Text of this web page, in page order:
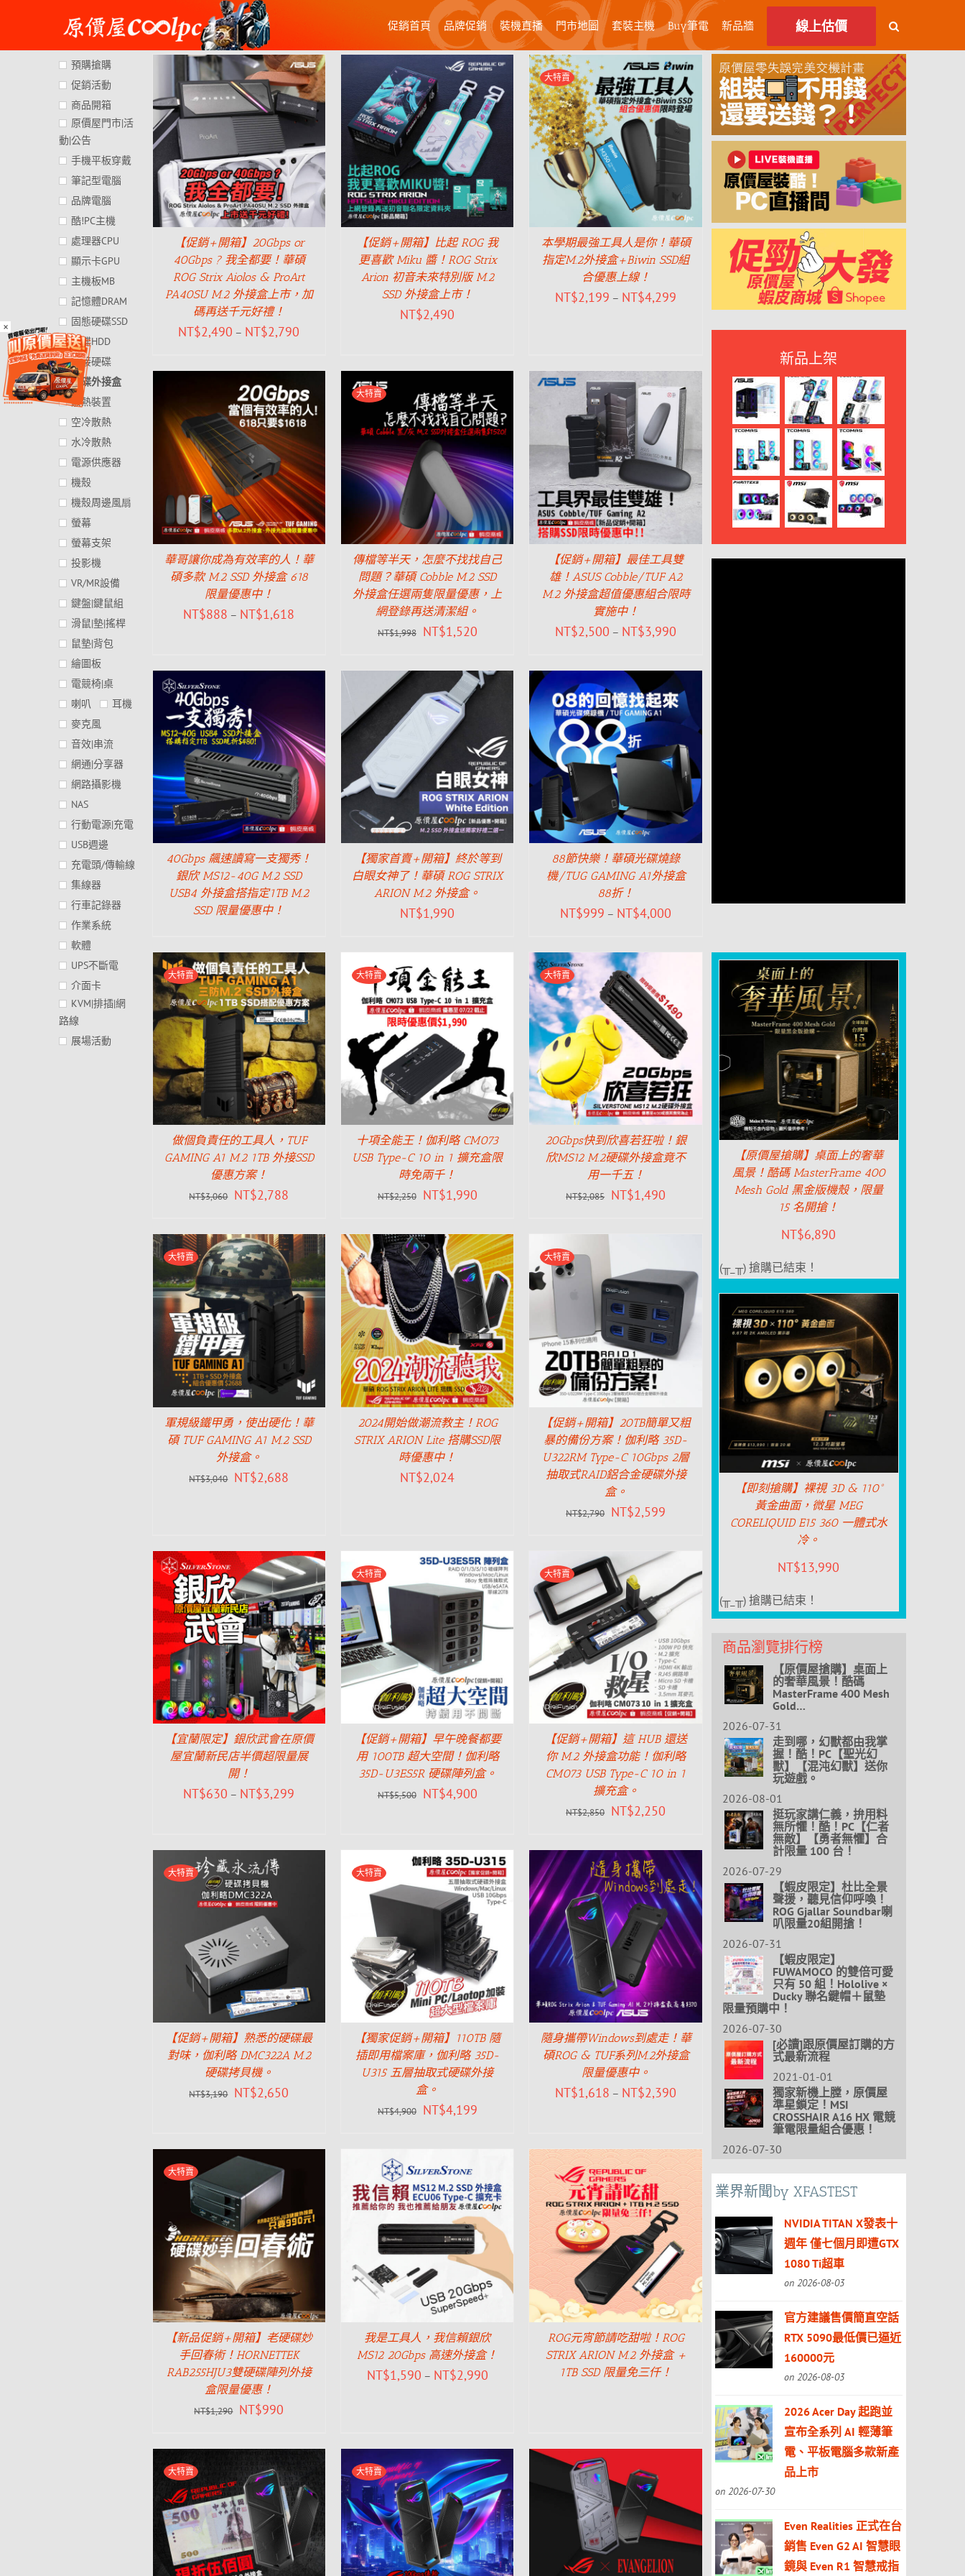
×
content
促銷首頁 品牌促銷 裝機直播 門市地圖 套裝主機 Buy筆電 新品牆 線上估價
【促銷+開箱】20Gbps or
40Gbps ? 我全都要！華碩
ROG Strix Aiolos & ProArt
PA40SU M.2 外接盒上市，加
碼再送千元好禮！
NT$2,490 – NT$2,790
【促銷+開箱】比起 ROG 我
更喜歡 Miku 醬！ROG Strix
Arion 初音未來特別版 M.2
SSD 外接盒上市！
NT$2,490
大特賣
本學期最強工具人是你！華碩
指定M.2外接盒+Biwin SSD組
合優惠上線！
NT$2,199 – NT$4,299
華哥讓你成為有效率的人！華
碩多款 M.2 SSD 外接盒 618
限量優惠中！
NT$888 – NT$1,618
大特賣
傳檔等半天，怎麼不找找自己
問題？華碩 Cobble M.2 SSD
外接盒任選兩隻限量優惠，上
網登錄再送清潔組。
NT$1,998 NT$1,520
【促銷+開箱】最佳工具雙
雄！ASUS Cobble/TUF A2
M.2 外接盒超值優惠組合限時
實施中！
NT$2,500 – NT$3,990
40Gbps 飆速讀寫一支獨秀！
銀欣 MS12-40G M.2 SSD
USB4 外接盒搭指定1TB M.2
SSD 限量優惠中！
【獨家首賣+開箱】終於等到
白眼女神了！華碩 ROG STRIX
ARION M.2 外接盒。
NT$1,990
88節快樂！華碩光碟燒錄
機/TUG GAMING A1外接盒
88折！
NT$999 – NT$4,000
大特賣
做個負責任的工具人，TUF
GAMING A1 M.2 1TB 外接SSD
優惠方案！
NT$3,060 NT$2,788
大特賣
十項全能王！伽利略 CM073
USB Type-C 10 in 1 擴充盒限
時免兩千！
NT$2,250 NT$1,990
大特賣
20Gbps快到欣喜若狂啦！銀
欣MS12 M.2硬碟外接盒竟不
用一千五！
NT$2,085 NT$1,490
大特賣
軍規級鐵甲勇，使出硬化！華
碩 TUF GAMING A1 M.2 SSD
外接盒。
NT$3,040 NT$2,688
2024開始做潮流教主！ROG
STRIX ARION Lite 搭購SSD限
時優惠中！
NT$2,024
大特賣
【促銷+開箱】20TB簡單又粗
暴的備份方案！伽利略 35D-
U322RM Type-C 10Gbps 2層
抽取式RAID鋁合金硬碟外接
盒。
NT$2,790 NT$2,599
【宜蘭限定】銀欣武會在原價
屋宜蘭新民店半價超限量展
開！
NT$630 – NT$3,299
大特賣
【促銷+開箱】早午晚餐都要
用 100TB 超大空間！伽利略
35D-U3ES5R 硬碟陣列盒。
NT$5,500 NT$4,900
大特賣
【促銷+開箱】這 HUB 還送
你 M.2 外接盒功能！伽利略
CM073 USB Type-C 10 in 1
擴充盒。
NT$2,850 NT$2,250
大特賣
【促銷+開箱】熟悉的硬碟最
對味，伽利略 DMC322A M.2
硬碟拷貝機。
NT$3,190 NT$2,650
大特賣
【獨家促銷+開箱】110TB 隨
插即用檔案庫，伽利略 35D-
U315 五層抽取式硬碟外接
盒。
NT$4,900 NT$4,199
隨身攜帶Windows到處走！華
碩ROG & TUF系列M.2外接盒
限量優惠中。
NT$1,618 – NT$2,390
大特賣
【新品促銷+開箱】老硬碟妙
手回春術！HORNETTEK
RAB255HJU3雙硬碟陣列外接
盒限量優惠！
NT$1,290 NT$990
我是工具人，我信賴銀欣
MS12 20Gbps 高速外接盒！
NT$1,590 – NT$2,990
ROG元宵節請吃甜啦！ROG
STRIX ARION M.2 外接盒 +
1TB SSD 限量免三仟！
大特賣 大特賣
預購搶購
促銷活動
商品開箱
原價屋門市|活
動|公告
手機平板穿戴
筆記型電腦
品牌電腦
酷!PC主機
處理器CPU
顯示卡GPU
主機板MB
記憶體DRAM
固態硬碟SSD
硬碟HDD
外接硬碟
硬碟外接盒
散熱裝置
空冷散熱
水冷散熱
電源供應器
機殼
機殼周邊風扇
螢幕
螢幕支架
投影機
VR/MR設備
鍵盤|鍵鼠組
滑鼠|墊|搖桿
鼠墊|背包
繪圖板
電競椅|桌
喇叭
耳機
麥克風
音效|串流
網通|分享器
網路攝影機
NAS
行動電源|充電
USB週邊
充電頭/傳輸線
集線器
行車記錄器
作業系統
軟體
UPS不斷電
介面卡
KVM|排插|網
路線
展場活動
新品上架
【原價屋搶購】桌面上的奢華
風景！酷碼 MasterFrame 400
Mesh Gold 黑金版機殼，限量
15 名開搶！
NT$6,890
(╥_╥) 搶購已結束！
【即刻搶購】裸視 3D & 110°
黃金曲面，微星 MEG
CORELIQUID E15 360 一體式水
冷。
NT$13,990
(╥_╥) 搶購已結束！
商品瀏覽排行榜
【原價屋搶購】桌面上
的奢華風景！酷碼
MasterFrame 400 Mesh
Gold…
2026-07-31
走到哪，幻獸都由我掌
握！酷！PC【聖光幻
獸】【混沌幻獸】送你
玩遊戲。
2026-08-01
挺玩家講仁義，拚用料
無所懼！酷！PC【仁者
無敵】【勇者無懼】合
計限量 100 台！
2026-07-29
【蝦皮限定】杜比全景
聲援，聽見信仰呼喚！
ROG Gjallar Soundbar喇
叭限量20組開搶！
2026-07-31
【蝦皮限定】
FUWAMOCO 的雙倍可愛
只有 50 組！Hololive ×
Ducky 聯名鍵帽＋鼠墊
限量預購中！
2026-07-30
[必讀]跟原價屋訂購的方
式最新流程
2021-01-01
獨家新機上膛，原價屋
準星鎖定！MSI
CROSSHAIR A16 HX 電競
筆電限量組合優惠！
2026-07-30
業界新聞by XFASTEST
NVIDIA TITAN X發表十
週年 僅七個月即遭GTX
1080 Ti超車
on 2026-08-03
官方建議售價簡直空話
RTX 5090最低價已逼近
160000元
on 2026-08-03
2026 Acer Day 起跑並
宣布全系列 AI 輕薄筆
電、平板電腦多款新產
品上市
on 2026-07-30
Even Realities 正式在台
銷售 Even G2 AI 智慧眼
鏡與 Even R1 智慧戒指